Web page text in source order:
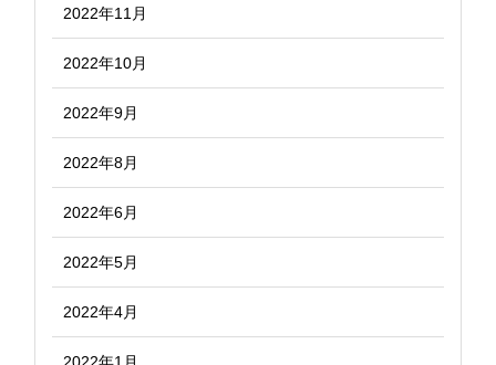
2022年11月
2022年10月
2022年9月
2022年8月
2022年6月
2022年5月
2022年4月
2022年1月